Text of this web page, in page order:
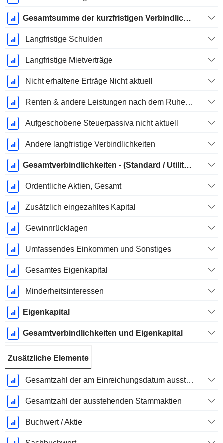
Gesamtsumme der kurzfristigen Verbindlichkeiten
Langfristige Schulden
Langfristige Mietverträge
Nicht erhaltene Erträge Nicht aktuell
Renten & andere Leistungen nach dem Ruhestand
Aufgeschobene Steuerpassiva nicht aktuell
Andere langfristige Verbindlichkeiten
Gesamtverbindlichkeiten - (Standard / Utility Vorlage)
Ordentliche Aktien, Gesamt
Zusätzlich eingezahltes Kapital
Gewinnrücklagen
Umfassendes Einkommen und Sonstiges
Gesamtes Eigenkapital
Minderheitsinteressen
Eigenkapital
Gesamtverbindlichkeiten und Eigenkapital
Zusätzliche Elemente
Gesamtzahl der am Einreichungsdatum ausstehenden Aktien
Gesamtzahl der ausstehenden Stammaktien
Buchwert / Aktie